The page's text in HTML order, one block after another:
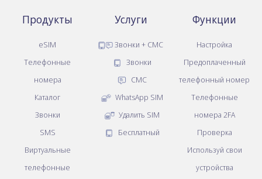
Продукты
eSIM
Телефонные
номера
Каталог
Звонки
SMS
Виртуальные
телефонные
Услуги
Звонки + СМС
Звонки
СМС
WhatsApp SIM
Удалить SIM
Бесплатный
Функции
Настройка
Предоплаченный
телефонный номер
Телефонные
номера 2FA
Проверка
Используй свои
устройства